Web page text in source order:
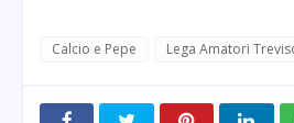
Calcio e Pepe Lega Amatori